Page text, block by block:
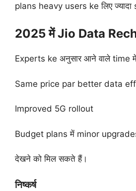
plans heavy users ke लिए ज्यादा
2025 में Jio Data
Experts ke अनुसार आने वाले time
Same price par better data
Improved 5G rollout
Budget plans में minor
देखने को मिल सकते हैं।
निष्कर्ष